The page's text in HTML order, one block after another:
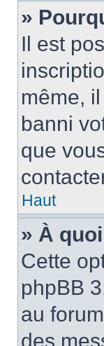
»
Il est
même,
banni
que
Haut
» À
Cette
phpBB
au
des